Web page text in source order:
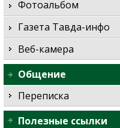
Фотоальбом
Газета Тавда-инфо
Веб-камера
Общение
Переписка
Полезные ссылки